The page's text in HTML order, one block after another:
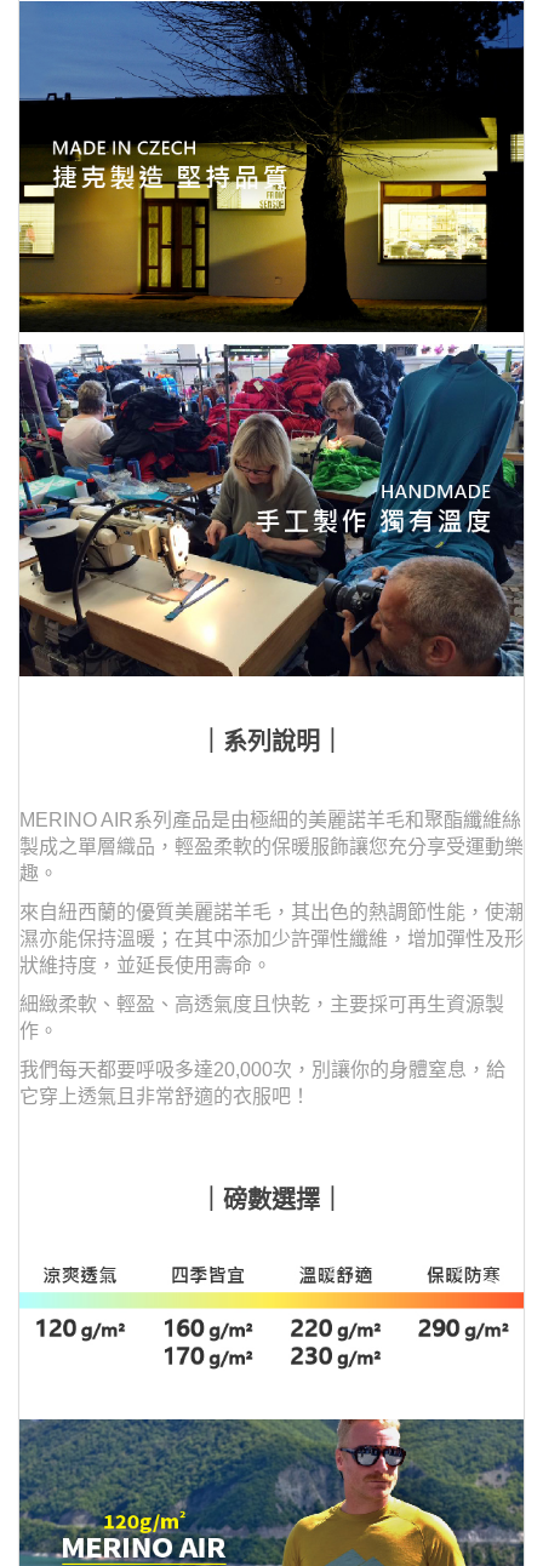
｜系列說明｜
MERINO AIR系列產品是由極細的美麗諾羊毛和聚酯纖維絲
製成之單層織品，輕盈柔軟的保暖服飾讓您充分享受運動樂
趣。
來自紐西蘭的優質美麗諾羊毛，其出色的熱調節性能，使潮
濕亦能保持溫暖；在其中添加少許彈性纖維，增加彈性及形
狀維持度，並延長使用壽命。
細緻柔軟、輕盈、高透氣度且快乾，主要採可再生資源製
作。
我們每天都要呼吸多達20,000次， 別讓你的身體窒息，給
它穿上透氣且非常舒適的衣服吧！
｜磅數選擇｜